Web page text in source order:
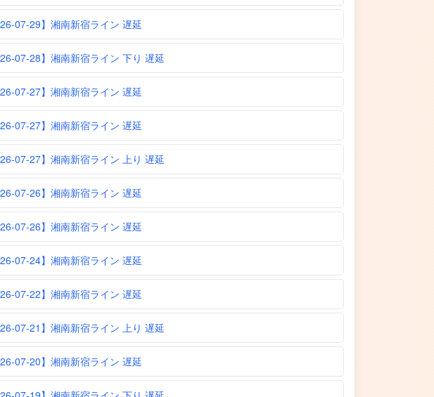
07-29】湘南新宿ライン 遅延
07-28】湘南新宿ライン 下り 遅延
07-27】湘南新宿ライン 遅延
07-27】湘南新宿ライン 遅延
07-27】湘南新宿ライン 上り 遅延
07-26】湘南新宿ライン 遅延
07-26】湘南新宿ライン 遅延
07-24】湘南新宿ライン 遅延
07-22】湘南新宿ライン 遅延
07-21】湘南新宿ライン 上り 遅延
07-20】湘南新宿ライン 遅延